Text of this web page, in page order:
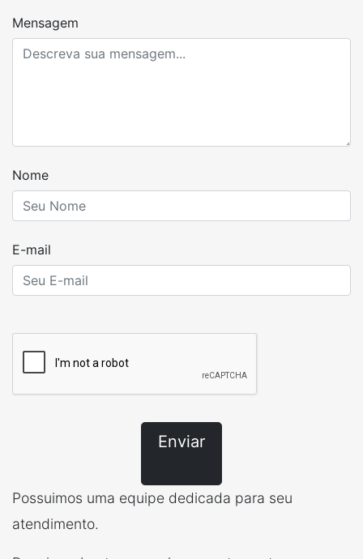
Mensagem
Nome
E-mail
Enviar
Possuimos uma equipe dedicada para seu
atendimento.